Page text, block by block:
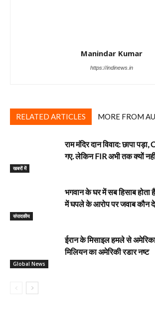
Manindar Kumar
https://indinews.in
RELATED ARTICLES MORE FROM
खबरों में
राम मंदिर दान विवाद: छापा
गए. लेकिन FIR अभी तक क्यों
‎संपादकीय
भगवान के घर में सब हिसाब
में घपले के आरोप पर जवाब कौन
Global News
ईरान के मिसाइल हमले से
मिलियन का अमेरिकी रडार नष्ट